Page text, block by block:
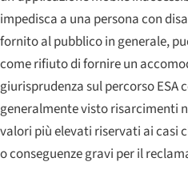
impedisca a una persona con
fornito al pubblico in generale,
come rifiuto di fornire un
giurisprudenza sul percorso ESA
generalmente visto risarcimenti
valori più elevati riservati ai
o conseguenze gravi per il